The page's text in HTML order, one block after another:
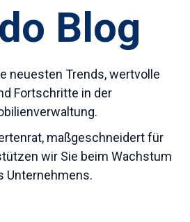
Blog
neuesten Trends, wertvolle
Fortschritte in der
maßgeschneidert für
wir Sie beim Wachstum
Unternehmens.